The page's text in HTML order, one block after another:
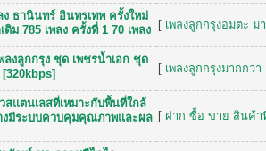
ง ธานินทร์ อินทรเทพ ครั้งใหม่
ดิม 785 เพลง ครั้งที่ 1 70 เพลง
[ เพลงลูกกรุงอมตะ ม
ลงลูกกรุง ชุด เพชรน้ำเอก ชุด
[ เพลงลูกกรุงมากกว่
สแตนเลสที่เหมาะกับพื้นที่ใกล้
งมีระบบควบคุมคุณภาพและผล [ ฝาก ซื้อ ขาย สินค้า